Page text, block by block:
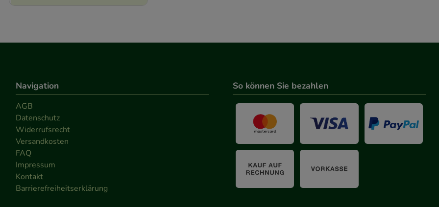
Navigation
AGB
Datenschutz
Widerrufsrecht
Versandkosten
FAQ
Impressum
Kontakt
Barrierefreiheitserklärung
So können Sie bezahlen